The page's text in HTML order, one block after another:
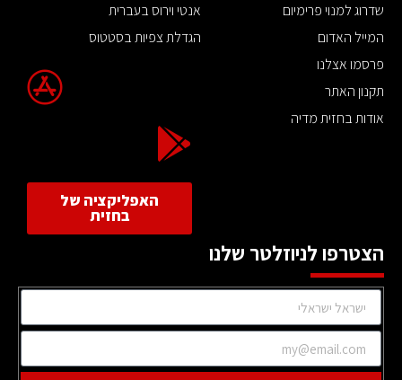
שדרוג למנוי פרימיום
המייל האדום
פרסמו אצלנו
תקנון האתר
אודות בחזית מדיה
אנטי וירוס בעברית
הגדלת צפיות בסטטוס
האפליקציה של
בחזית
הצטרפו לניוזלטר שלנו